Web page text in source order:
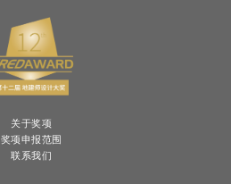
关于奖项
奖项申报范围
联系我们